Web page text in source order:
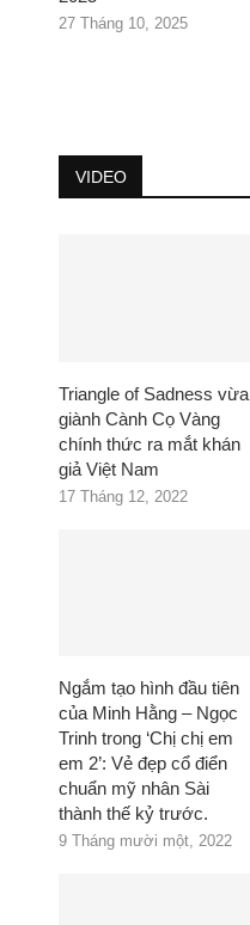
27 Tháng 10, 2025
VIDEO
Triangle of Sadness vừa
giành Cành Cọ Vàng
chính thức ra mắt khán
giả Việt Nam
17 Tháng 12, 2022
Ngắm tạo hình đầu tiên
của Minh Hằng – Ngọc
Trinh trong ‘Chị chị em
em 2’: Vẻ đẹp cổ điển
chuẩn mỹ nhân Sài
thành thế kỷ trước.
9 Tháng mười một, 2022